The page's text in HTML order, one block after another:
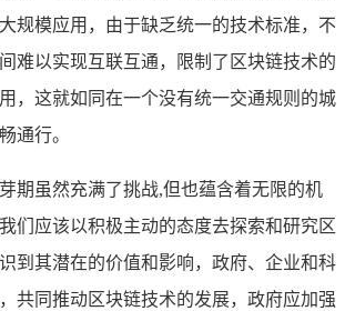
规模应用，由于缺乏统一的技术标准，不
难以实现互联互通，限制了区块链技术的
，这就如同在一个没有统一交通规则的城
通行。
期虽然充满了挑战,但也蕴含着无限的机
们应该以积极主动的态度去探索和研究区
到其潜在的价值和影响，政府、企业和科
共同推动区块链技术的发展，政府应加强